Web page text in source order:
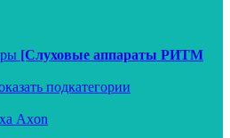
[Слуховые аппараты РИТМ
подкатегории
Axon